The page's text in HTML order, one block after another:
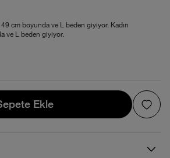
cm boyunda ve L beden giyiyor. Kadın
ve L beden giyiyor.
Ekle